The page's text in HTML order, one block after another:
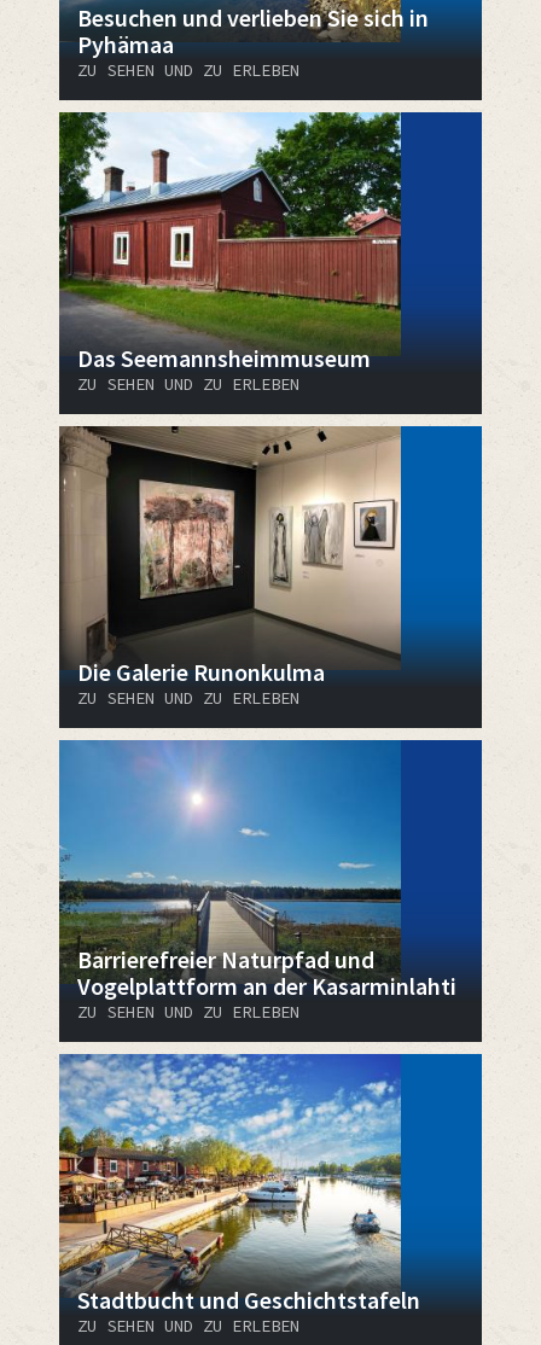
Besuchen und verlieben Sie sich in
Pyhämaa
ZU SEHEN UND ZU ERLEBEN
Das Seemannsheimmuseum
ZU SEHEN UND ZU ERLEBEN
Die Galerie Runonkulma
ZU SEHEN UND ZU ERLEBEN
Barrierefreier Naturpfad und
Vogelplattform an der Kasarminlahti
ZU SEHEN UND ZU ERLEBEN
Stadtbucht und Geschichtstafeln
ZU SEHEN UND ZU ERLEBEN